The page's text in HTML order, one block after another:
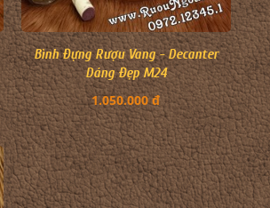
Bình Đựng Rượu Vang - Decanter
Dáng Đẹp M24
1.050.000 đ